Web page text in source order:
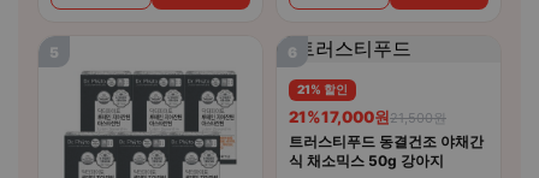
5 6
21% 할인
21%17,000원21,500원
트러스티푸드 동결건조 야채간
식 채소믹스 50g 강아지